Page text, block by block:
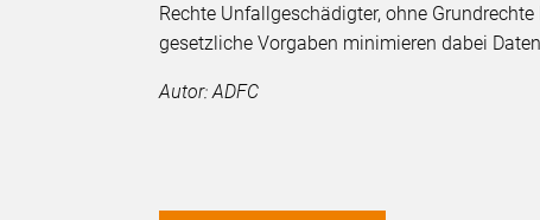
Rechte Unfallgeschädigter, ohne
gesetzliche Vorgaben minimieren dabei
Autor: ADFC